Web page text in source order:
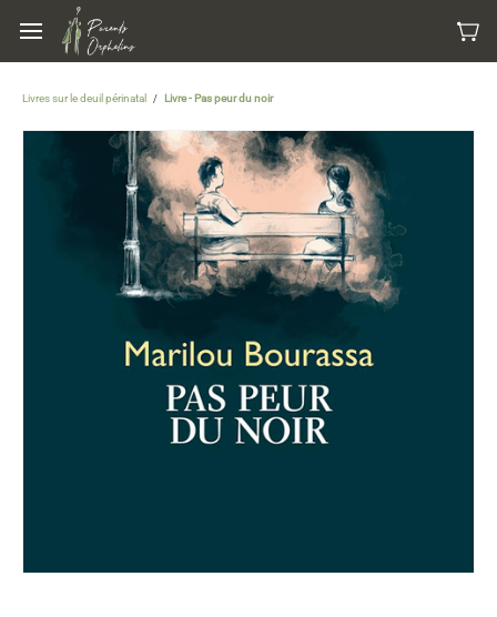
main
content
Livres sur le deuil périnatal / Livre - Pas peur du noir